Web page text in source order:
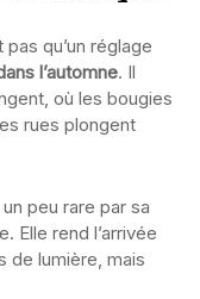
qu’un réglage
l’automne. Il
où les bougies
rues plongent
un peu rare par sa
Elle rend l’arrivée
de lumière, mais